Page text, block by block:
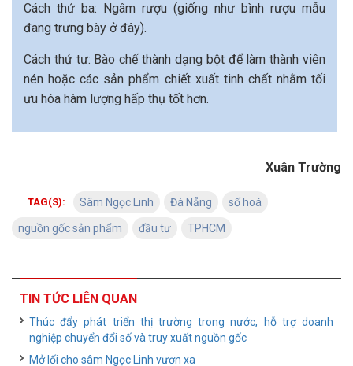
Cách thứ ba: Ngâm rượu (giống như bình rượu mẫu
đang trưng bày ở đây).
Cách thứ tư: Bào chế thành dạng bột để làm thành viên
nén hoặc các sản phẩm chiết xuất tinh chất nhằm tối
ưu hóa hàm lượng hấp thụ tốt hơn.
Xuân Trường
TAG(S): Sâm Ngọc Linh Đà Nẵng số hoá
nguồn gốc sản phẩm đầu tư TPHCM
TIN TỨC LIÊN QUAN
Thúc đẩy phát triển thị trường trong nước, hỗ trợ doanh
nghiệp chuyển đổi số và truy xuất nguồn gốc
Mở lối cho sâm Ngọc Linh vươn xa